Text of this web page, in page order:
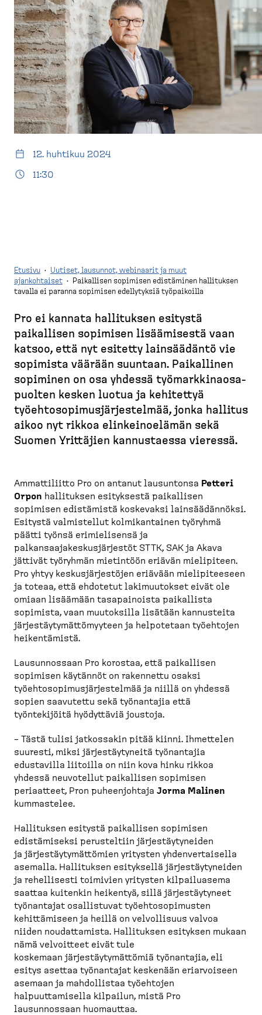
t
u
s
i
v
u
e
s
k
t
o
12. huhtikuu 2024
11:30
u
r
u
p
o
l
k
u
Etusivu ·
Uutiset, lausunnot, webinaarit ja muut
ajankohtaiset ·
Paikallisen sopimisen edistäminen hallituksen
tavalla ei paranna sopimisen edellytyksiä työpaikoilla
Pro ei kannata hallituksen esitystä
paikallisen sopimisen lisäämisestä vaan
katsoo, että nyt esitetty lainsäädäntö vie
sopimista väärään suuntaan. Paikallinen
sopiminen on osa yhdessä työmark­ki­naos­a­
puolten kesken luotua ja kehitettyä
työehto­so­pi­mus­jär­jes­telmää, jonka hallitus
aikoo nyt rikkoa elinkei­noelämän sekä
Suomen Yrittäjien kannus­taessa vieressä.
Ammattiliitto Pro on antanut lausuntonsa Petteri
Orpon hallituksen esityksestä paikallisen
sopimisen edistämistä koskevaksi lainsäädännöksi.
Esitystä valmistellut kolmikantainen työryhmä
päätti työnsä erimielisensä ja
palkansaajakeskusjärjestöt STTK, SAK ja Akava
jättivät työryhmän mietintöön eriävän mielipiteen.
Pro yhtyy keskusjärjestöjen eriävään mielipiteeseen
ja toteaa, että ehdotetut lakimuutokset eivät ole
omiaan lisäämään tasapainoista paikallista
sopimista, vaan muutoksilla lisätään kannusteita
järjestäytymättömyyteen ja helpotetaan työehtojen
heikentämistä.
Lausunnossaan Pro korostaa, että paikallisen
sopimisen käytännöt on rakennettu osaksi
työehtosopimusjärjestelmää ja niillä on yhdessä
sopien saavutettu sekä työnantajia että
työntekijöitä hyödyttäviä joustoja.
– Tästä tulisi jatkossakin pitää kiinni. Ihmettelen
suuresti, miksi järjestäytyneitä työnantajia
edustavilla liitoilla on niin kova hinku rikkoa
yhdessä neuvotellut paikallisen sopimisen
periaatteet, Pron puheenjohtaja Jorma Malinen
kummastelee.
Hallituksen esitystä paikallisen sopimisen
edistämiseksi perusteltiin järjestäytyneiden
ja järjestäytymättömien yritysten yhdenvertaisella
asemalla. Hallituksen esityksellä järjestäytyneiden
ja rehellisesti toimivien yritysten kilpailuasema
saattaa kuitenkin heikentyä, sillä järjestäytyneet
työnantajat osallistuvat työehtosopimusten
kehittämiseen ja heillä on velvollisuus valvoa
niiden noudattamista. Hallituksen esityksen mukaan
nämä velvoitteet eivät tule
koskemaan järjestäytymättömiä työnantajia, eli
esitys asettaa työnantajat keskenään eriarvoiseen
asemaan ja mahdollistaa työehtojen
halpuuttamisella kilpailun, mistä Pro
lausunnossaan huomauttaa.